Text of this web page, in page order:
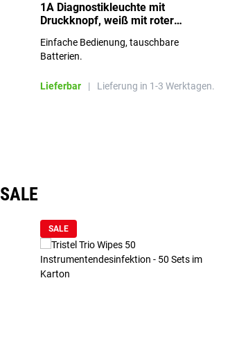
1A Diagnostikleuchte mit
Druckknopf, weiß mit roter
Einfache Bedienung, tauschbare
Batterien.
Lieferbar | Lieferung in 1-3 Werktagen.
SALE
SALE